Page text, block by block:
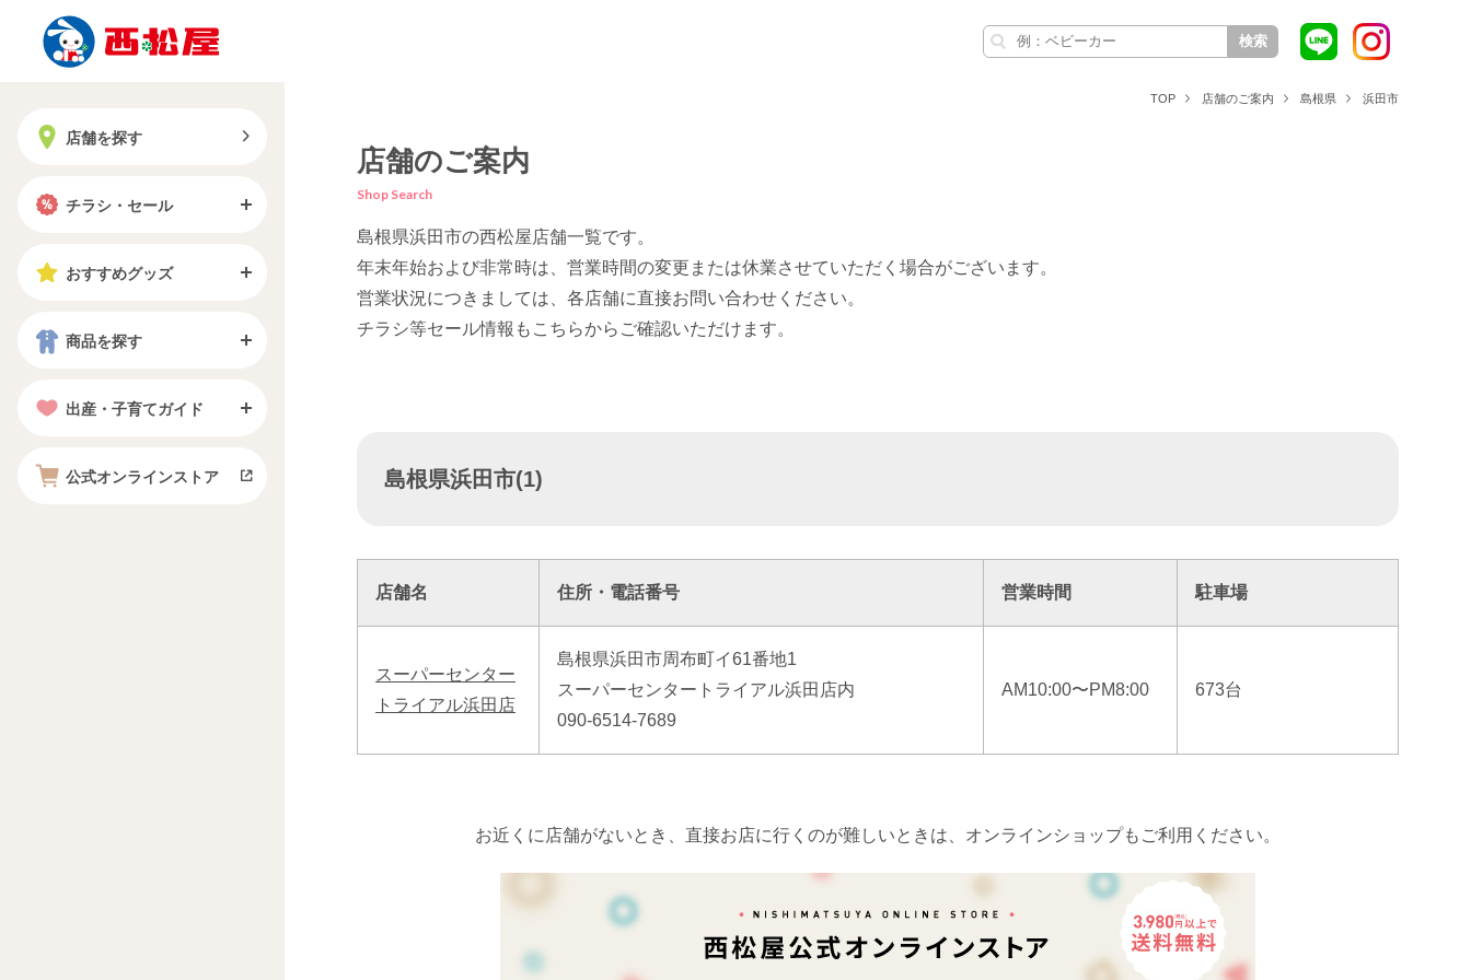
検索
店舗を探す
チラシ・セール
おすすめグッズ
商品を探す
出産・子育てガイド
公式オンラインストア
TOP 店舗のご案内 島根県 浜田市
店舗のご案内
Shop Search
島根県浜田市の西松屋店舗一覧です。
年末年始および非常時は、営業時間の変更または休業させていただく場合がございます。
営業状況につきましては、各店舗に直接お問い合わせください。
チラシ等セール情報もこちらからご確認いただけます。
島根県浜田市(1)
店舗名 住所・電話番号 営業時間 駐車場
スーパーセンター
トライアル浜田店
島根県浜田市周布町イ61番地1
スーパーセンタートライアル浜田店内
090-6514-7689
AM10:00〜PM8:00 673台
お近くに店舗がないとき、直接お店に行くのが難しいときは、オンラインショップもご利用ください。